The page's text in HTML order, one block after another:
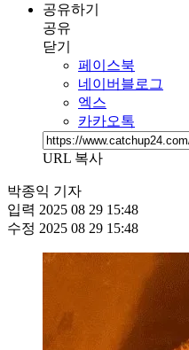
공유하기
공유
닫기
페이스북
네이버블로그
엑스
카카오톡
URL 복사
박종익 기자
입력 2025 08 29 15:48
수정 2025 08 29 15:48